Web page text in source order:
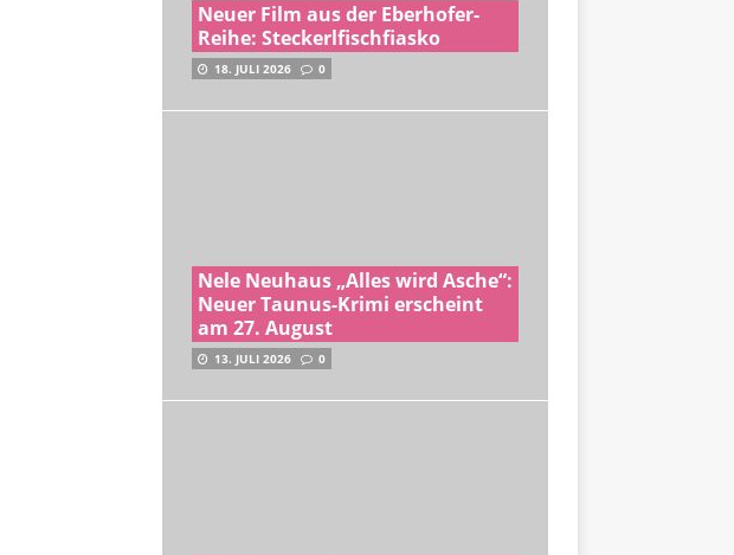
Neuer Film aus der Eberhofer-
Reihe: Steckerlfischfiasko
18. JULI 2026 0
Nele Neuhaus „Alles wird Asche“:
Neuer Taunus-Krimi erscheint
am 27. August
13. JULI 2026 0